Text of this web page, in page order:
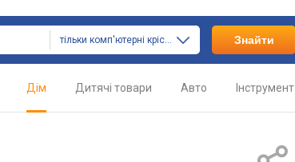
тільки комп'ютерні крісла Знайти
Дім Дитячі товари Авто Інструмент